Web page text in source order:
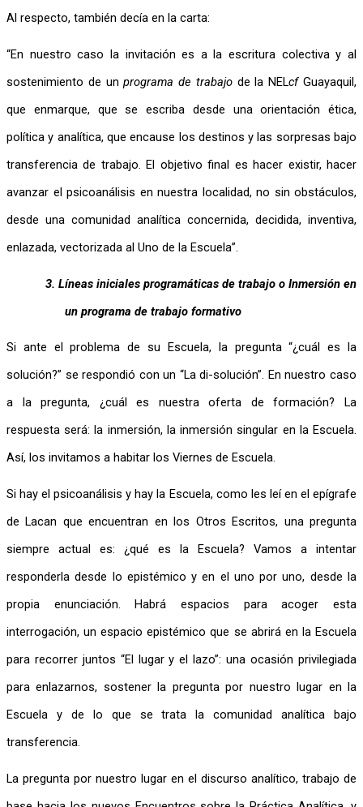
Al respecto, también decía en la carta:
“En nuestro caso la invitación es a la escritura colectiva y al
sostenimiento de un programa de trabajo de la NELcf Guayaquil,
que enmarque, que se escriba desde una orientación ética,
política y analítica, que encause los destinos y las sorpresas bajo
transferencia de trabajo. El objetivo final es hacer existir, hacer
avanzar el psicoanálisis en nuestra localidad, no sin obstáculos,
desde una comunidad analítica concernida, decidida, inventiva,
enlazada, vectorizada al Uno de la Escuela”.
3. Líneas iniciales programáticas de trabajo o Inmersión en
un programa de trabajo formativo
Si ante el problema de su Escuela, la pregunta “¿cuál es la
solución?” se respondió con un “La di-solución”. En nuestro caso
a la pregunta, ¿cuál es nuestra oferta de formación? La
respuesta será: la inmersión, la inmersión singular en la Escuela.
Así, los invitamos a habitar los Viernes de Escuela.
Si hay el psicoanálisis y hay la Escuela, como les leí en el epígrafe
de Lacan que encuentran en los Otros Escritos, una pregunta
siempre actual es: ¿qué es la Escuela? Vamos a intentar
responderla desde lo epistémico y en el uno por uno, desde la
propia enunciación. Habrá espacios para acoger esta
interrogación, un espacio epistémico que se abrirá en la Escuela
para recorrer juntos “El lugar y el lazo”: una ocasión privilegiada
para enlazarnos, sostener la pregunta por nuestro lugar en la
Escuela y de lo que se trata la comunidad analítica bajo
transferencia.
La pregunta por nuestro lugar en el discurso analítico, trabajo de